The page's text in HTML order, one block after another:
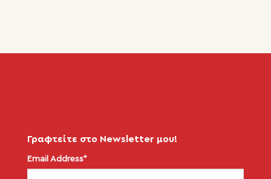
Γραφτείτε στο Newsletter μου!
Email Address*